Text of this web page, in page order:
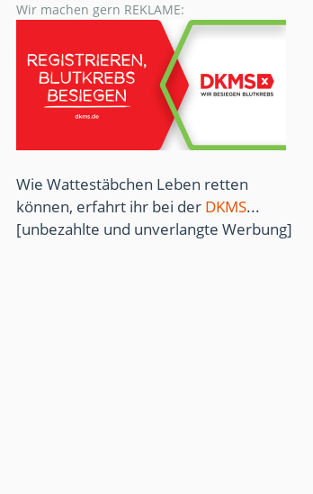
Wir machen gern REKLAME:
Wie Wattestäbchen Leben retten
können, erfahrt ihr bei der DKMS...
[unbezahlte und unverlangte Werbung]